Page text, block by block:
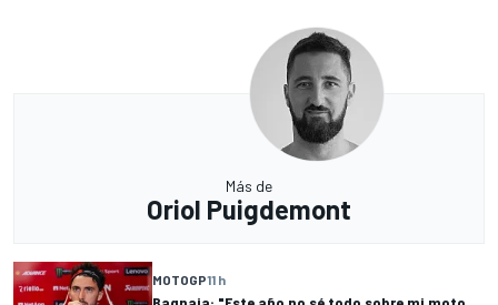
Más de
Oriol Puigdemont
MOTOGP11 h